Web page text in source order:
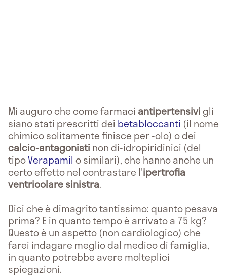
Mi auguro che come farmaci antipertensivigli
siano stati prescritti dei betabloccanti (il nome
chimico solitamente finisce per -olo) o dei
calcio-antagonisti non di-idropiridinici (del
tipoVerapamil o similari), che hanno anche un
certo effetto nel contrastare l'ipertrofia
ventricolare sinistra.
Dici che è dimagrito tantissimo: quanto pesava
prima? E in quanto tempo è arrivato a 75 kg?
Questo è un aspetto (non cardiologico) che
farei indagare meglio dal medico di famiglia,
in quanto potrebbe avere molteplici
spiegazioni.